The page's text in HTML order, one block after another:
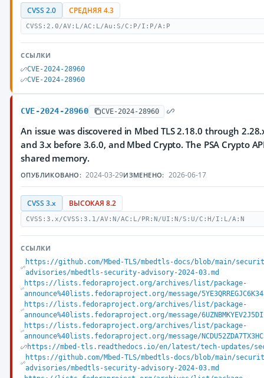
CVSS 2.0 СРЕДНЯЯ 4.3
CVSS:2.0/AV:L/AC:L/Au:S/C:P/I:P/A:P
ССЫЛКИ
CVE-2024-28960
CVE-2024-28960
CVE-2024-28960 CVE-2024-28960
An issue was discovered in Mbed TLS 2.18.0 through
and 3.x before 3.6.0, and Mbed Crypto. The PSA Crypto
shared memory.
ОПУБЛИКОВАНО: 2024-03-29ИЗМЕНЕНО: 2026-06-17
CVSS 3.x ВЫСОКАЯ 8.2
CVSS:3.x/CVSS:3.1/AV:N/AC:L/PR:N/UI:N/S:U/C:H/I:L/A:N
ССЫЛКИ
https://github.com/Mbed-TLS/mbedtls-docs/blob/main/
advisories/mbedtls-security-advisory-2024-03.md
https://lists.fedoraproject.org/archives/list/package-
announce%40lists.fedoraproject.org/message/
https://lists.fedoraproject.org/archives/list/package-
announce%40lists.fedoraproject.org/message/
https://lists.fedoraproject.org/archives/list/package-
announce%40lists.fedoraproject.org/message/
https://mbed-tls.readthedocs.io/en/latest/tech-updates/
https://github.com/Mbed-TLS/mbedtls-docs/blob/main/
advisories/mbedtls-security-advisory-2024-03.md